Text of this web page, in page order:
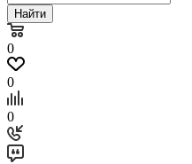
Найти
0
0
0